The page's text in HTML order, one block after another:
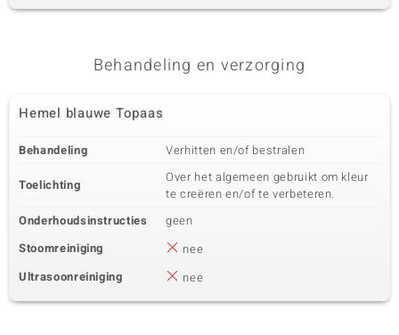
Behandeling en verzorging
Hemel blauwe Topaas
Behandeling Verhitten en/of bestralen
Toelichting
Over het algemeen gebruikt om kleur
te creëren en/of te verbeteren.
Onderhoudsinstructies
geen
Stoomreiniging
nee
Ultrasoonreiniging
nee